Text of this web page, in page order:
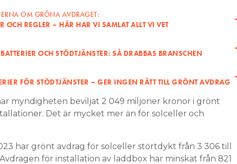
OM GRÖNA AVDRAGET:
OCH REGLER – HÄR HAR VI SAMLAT ALLT VI VET
OCH STÖDTJÄNSTER: SÅ DRABBAS BRANSCHEN
FÖR STÖDTJÄNSTER – GER INGEN RÄTT TILL GRÖNT AVDRAG
myndigheten beviljat 2 049 miljoner kronor i grönt
Det är mycket mer än för solceller och
har grönt avdrag för solceller störtdykt från 3 306 till
för installation av laddbox har minskat från 821